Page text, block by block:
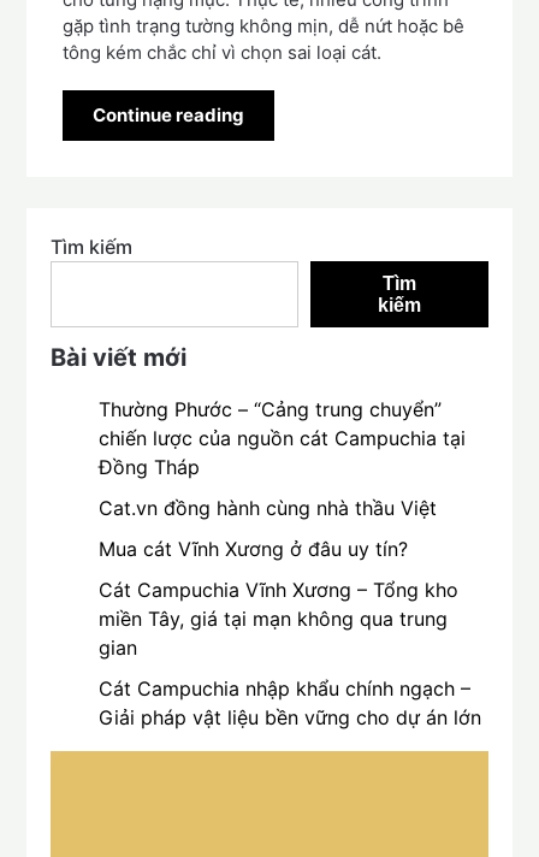
gặp tình trạng tường không mịn, dễ nứt hoặc bê
tông kém chắc chỉ vì chọn sai loại cát.
Continue reading
Tìm kiếm
Tìm
kiếm
Bài viết mới
Thường Phước – “Cảng trung chuyển”
chiến lược của nguồn cát Campuchia tại
Đồng Tháp
Cat.vn đồng hành cùng nhà thầu Việt
Mua cát Vĩnh Xương ở đâu uy tín?
Cát Campuchia Vĩnh Xương – Tổng kho
miền Tây, giá tại mạn không qua trung
gian
Cát Campuchia nhập khẩu chính ngạch –
Giải pháp vật liệu bền vững cho dự án lớn